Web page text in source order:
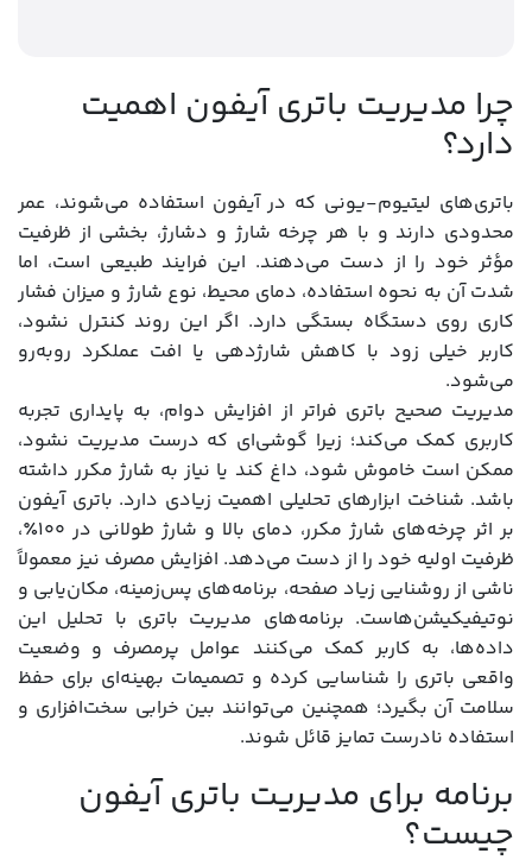
چرا مدیریت باتری آیفون اهمیت
دارد؟
باتری‌های لیتیوم-یونی که در آیفون استفاده می‌شوند، عمر
محدودی دارند و با هر چرخه شارژ و دشارژ، بخشی از ظرفیت
مؤثر خود را از دست می‌دهند. این فرایند طبیعی است، اما
شدت آن به نحوه استفاده، دمای محیط، نوع شارژ و میزان فشار
کاری روی دستگاه بستگی دارد. اگر این روند کنترل نشود،
کاربر خیلی زود با کاهش شارژدهی یا افت عملکرد روبه‌رو
می‌شود.
مدیریت صحیح باتری فراتر از افزایش دوام، به پایداری تجربه
کاربری کمک می‌کند؛ زیرا گوشی‌ای که درست مدیریت نشود،
ممکن است خاموش شود، داغ کند یا نیاز به شارژ مکرر داشته
باشد. شناخت ابزارهای تحلیلی اهمیت زیادی دارد. باتری آیفون
بر اثر چرخه‌های شارژ مکرر، دمای بالا و شارژ طولانی در ۱۰۰٪،
ظرفیت اولیه خود را از دست می‌دهد. افزایش مصرف نیز معمولاً
ناشی از روشنایی زیاد صفحه، برنامه‌های پس‌زمینه، مکان‌یابی و
نوتیفیکیشن‌هاست. برنامه‌های مدیریت باتری با تحلیل این
داده‌ها، به کاربر کمک می‌کنند عوامل پرمصرف و وضعیت
واقعی باتری را شناسایی کرده و تصمیمات بهینه‌ای برای حفظ
سلامت آن بگیرد؛ همچنین می‌توانند بین خرابی سخت‌افزاری و
استفاده نادرست تمایز قائل شوند.
برنامه برای مدیریت باتری آیفون
چیست؟